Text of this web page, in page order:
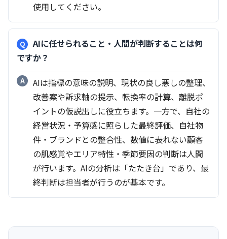
使用してください。
AIに任せられること・人間が判断することは何
ですか？
AIは指標の意味の説明、現状の良し悪しの整理、
改善案や訴求軸の提示、転換率の計算、離脱ポ
イントの仮説出しに役立ちます。一方で、自社の
経営状況・予算感に照らした最終評価、自社物
件・ブランドとの整合性、数値に表れない顧客
の肌感覚やエリア特性・季節要因の判断は人間
が行います。AIの分析は「たたき台」であり、最
終判断は担当者が行うのが基本です。